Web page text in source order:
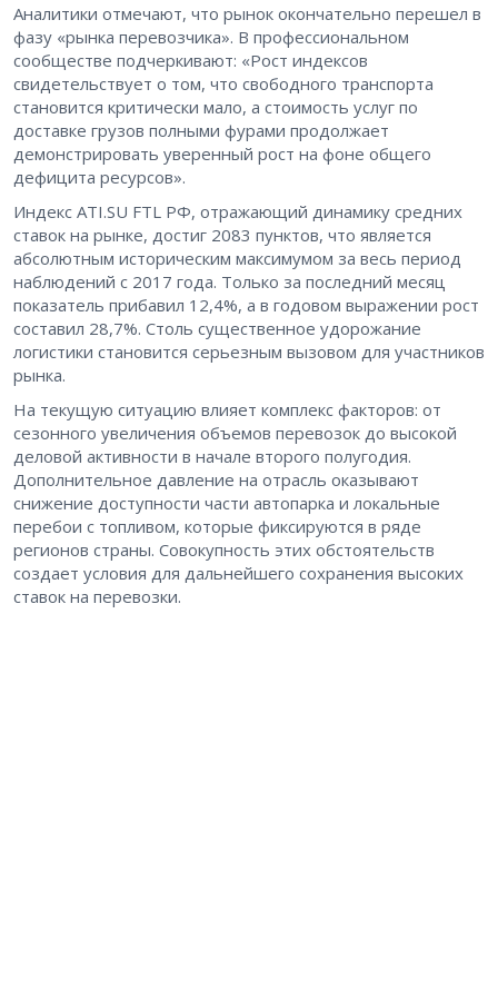
Аналитики отмечают, что рынок окончательно перешел в
фазу «рынка перевозчика». В профессиональном
сообществе подчеркивают: «Рост индексов
свидетельствует о том, что свободного транспорта
становится критически мало, а стоимость услуг по
доставке грузов полными фурами продолжает
демонстрировать уверенный рост на фоне общего
дефицита ресурсов».
Индекс ATI.SU FTL РФ, отражающий динамику средних
ставок на рынке, достиг 2083 пунктов, что является
абсолютным историческим максимумом за весь период
наблюдений с 2017 года. Только за последний месяц
показатель прибавил 12,4%, а в годовом выражении рост
составил 28,7%. Столь существенное удорожание
логистики становится серьезным вызовом для участников
рынка.
На текущую ситуацию влияет комплекс факторов: от
сезонного увеличения объемов перевозок до высокой
деловой активности в начале второго полугодия.
Дополнительное давление на отрасль оказывают
снижение доступности части автопарка и локальные
перебои с топливом, которые фиксируются в ряде
регионов страны. Совокупность этих обстоятельств
создает условия для дальнейшего сохранения высоких
ставок на перевозки.